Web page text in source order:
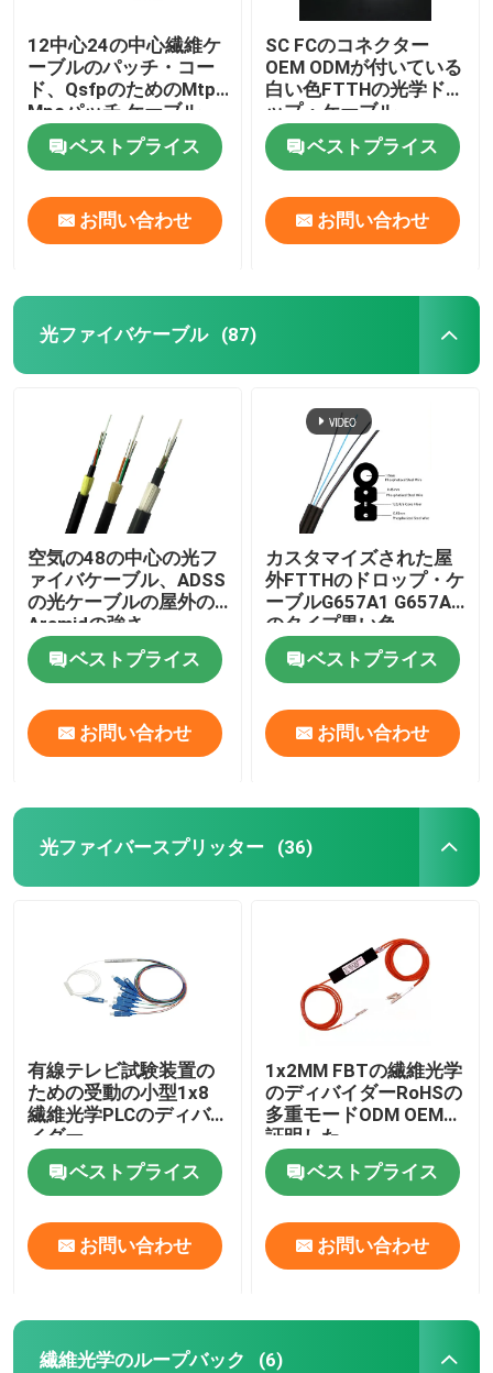
12中心24の中心繊維ケ
ーブルのパッチ・コー
ド、QsfpのためのMtp
Mpoパッチ ケーブル
Om3 Om4
ベストプライス
お問い合わせ
SC FCのコネクター
OEM ODMが付いている
白い色FTTHの光学ドロ
ップ・ケーブル
ベストプライス
お問い合わせ
光ファイバケーブル (87)
空気の48の中心の光フ
ァイバケーブル、ADSS
の光ケーブルの屋外の
Aramidの強さ
ベストプライス
お問い合わせ
カスタマイズされた屋
外FTTHのドロップ・ケ
ーブルG657A1 G657A2
のタイプ黒い色
ベストプライス
お問い合わせ
光ファイバースプリッター (36)
有線テレビ試験装置の
ための受動の小型1x8
繊維光学PLCのディバ
イダー
ベストプライス
お問い合わせ
1x2MM FBTの繊維光学
のディバイダーRoHSの
多重モードODM OEMは
証明した
ベストプライス
お問い合わせ
繊維光学のループバック (6)